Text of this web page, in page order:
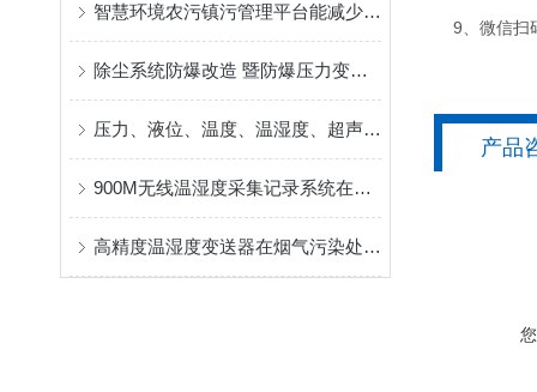
智慧环境农污镇污管理平台能减少农村污染对生态环境的影响
除尘系统防爆改造 暨防爆压力变送器、防爆温度变送器、防爆压差变送器产品在易燃易爆化工现场监测的应用
压力、液位、温度、温湿度、超声波、采集模块等产品在水源地+水厂现场监测的应用
900M无线温湿度采集记录系统在药品库房中的应用
高精度温湿度变送器在烟气污染处理系统中的应用
9、微信扫
产品